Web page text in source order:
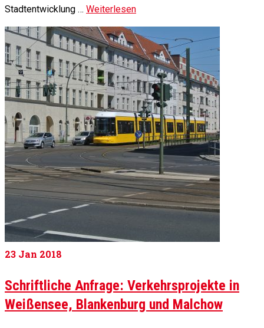
Stadtentwicklung … Weiterlesen
23 Jan 2018
Schriftliche Anfrage: Verkehrsprojekte in
Weißensee, Blankenburg und Malchow